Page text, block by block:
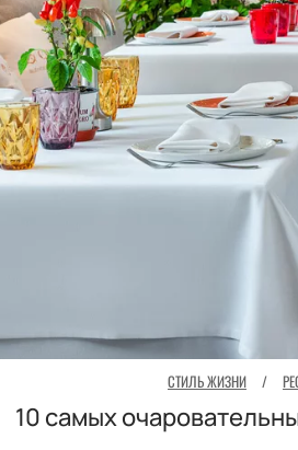
СТИЛЬ ЖИЗНИ /
10 самых